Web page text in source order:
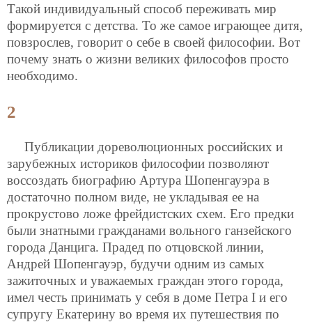
Такой индивидуальный способ переживать мир
формируется с детства. То же самое играющее дитя,
повзрослев, говорит о себе в своей философии. Вот
почему знать о жизни великих философов просто
необходимо.
2
Публикации дореволюционных российских и
зарубежных историков философии позволяют
воссоздать биографию Артура Шопенгауэра в
достаточно полном виде, не укладывая ее на
прокрустово ложе фрейдистских схем. Его предки
были знатными гражданами вольного ганзейского
города Данцига. Прадед по отцовской линии,
Андрей Шопенгауэр, будучи одним из самых
зажиточных и уважаемых граждан этого города,
имел честь принимать у себя в доме Петра I и его
супругу Екатерину во время их путешествия по